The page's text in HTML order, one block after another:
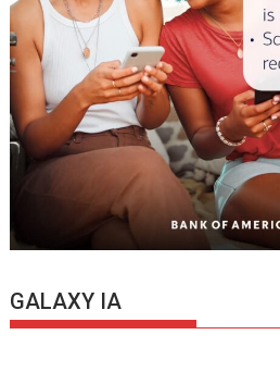
GALAXY IA